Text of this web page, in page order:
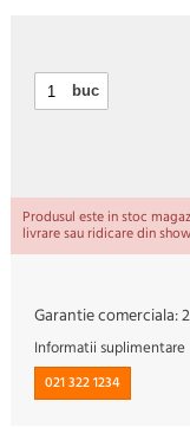
buc
Produsul este in stoc
livrare sau ridicare din
Garantie comerciala:
Informatii suplimentare
021 322 1234